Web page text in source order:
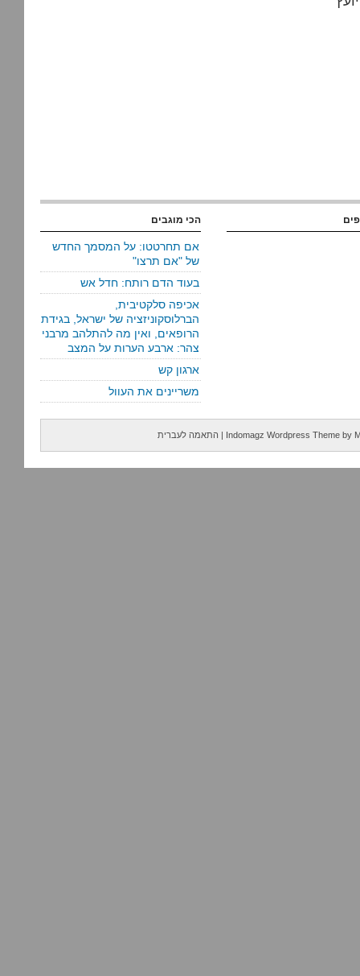
הכי מוגבים
אם תחרטטו: על המסמך החדש
של "אם תרצו"
בעוד הדם רותח: חדל אש
אכיפה סלקטיבית,
הברלוסקוניזציה של ישראל, בגידת
הרופאים, ואין מה להתלהב מרבני
צהר: ארבע הערות על המצב
ארגון קש
משריינים את העוול
Indomagz Wordpress Theme by
| התאמה לעברית